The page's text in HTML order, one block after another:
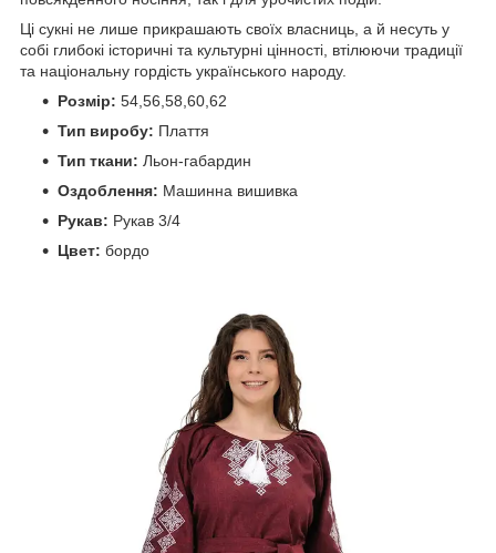
Ці сукні не лише прикрашають своїх власниць, а й несуть у
собі глибокі історичні та культурні цінності, втілюючи традиції
та національну гордість українського народу.
Розмір: 54,56,58,60,62
Тип виробу: Плаття
Тип ткани: Льон-габардин
Оздоблення: Машинна вишивка
Рукав: Рукав 3/4
Цвет: бордо